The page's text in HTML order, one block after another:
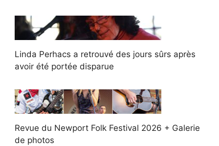
Linda Perhacs a retrouvé des jours sûrs après
avoir été portée disparue
Revue du Newport Folk Festival 2026 + Galerie
de photos